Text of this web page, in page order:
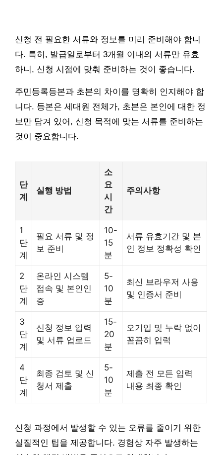
신청 전 필요한 서류와 정보를 미리 준비해야 합니
다. 특히, 발급일로부터 3개월 이내의 서류만 유효
하니, 신청 시점에 맞춰 준비하는 것이 좋습니다.
주민등록등본과 초본의 차이를 명확히 인지해야 합
니다. 등본은 세대원 전체가, 초본은 본인에 대한 정
보만 담겨 있어, 신청 목적에 맞는 서류를 준비하는
것이 중요합니다.
단
계
실행 방법
소
요
시
간
주의사항
1
단
계
필요 서류 및 정
보 준비
10-
15
분
서류 유효기간 및 본
인 정보 정확성 확인
2
단
계
온라인 시스템
접속 및 본인인
증
5-
10
분
최신 브라우저 사용
및 인증서 준비
3
단
계
신청 정보 입력
및 서류 업로드
15-
20
분
오기입 및 누락 없이
꼼꼼히 입력
4
단
계
최종 검토 및 신
청서 제출
5-
10
분
제출 전 모든 입력
내용 최종 확인
신청 과정에서 발생할 수 있는 오류를 줄이기 위한
실질적인 팁을 제공합니다. 경험상 자주 발생하는